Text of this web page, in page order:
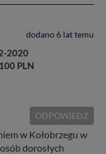
dodano6 lat temu
2020
PLN
ODPOWIEDZ
w Kołobrzegu w
dorosłych